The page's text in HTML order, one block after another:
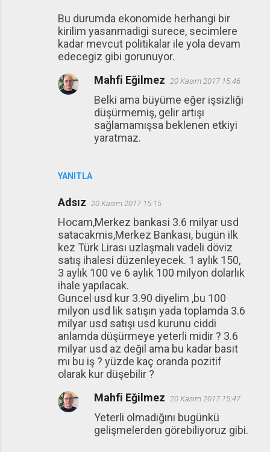
Bu durumda ekonomide herhangi bir
kirilim yasanmadigi surece, secimlere
kadar mevcut politikalar ile yola devam
edecegiz gibi gorunuyor.
YANITLA
Mahfi Eğilmez 20 Kasım 2017 15:46
Belki ama büyüme eğer işsizliği
düşürmemiş, gelir artışı
sağlamamışsa beklenen etkiyi
yaratmaz.
Adsız 20 Kasım 2017 15:15
Hocam,Merkez bankasi 3.6 milyar usd
satacakmis,Merkez Bankası, bugün ilk
kez Türk Lirası uzlaşmalı vadeli döviz
satış ihalesi düzenleyecek. 1 aylık 150,
3 aylık 100 ve 6 aylık 100 milyon dolarlık
ihale yapılacak.
Guncel usd kur 3.90 diyelim ,bu 100
milyon usd lik satışın yada toplamda 3.6
milyar usd satışı usd kurunu ciddi
anlamda düşürmeye yeterli midir ? 3.6
milyar usd az değil ama bu kadar basit
mı bu iş ? yüzde kaç oranda pozitif
olarak kur düşebilir ?
Mahfi Eğilmez 20 Kasım 2017 15:47
Yeterli olmadığını bugünkü
gelişmelerden görebiliyoruz gibi.